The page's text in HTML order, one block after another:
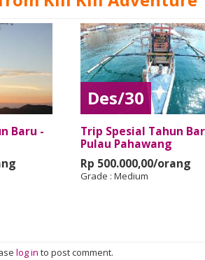
Baru -
Des/30
Trip Spesial Tahun
Pulau Pahawang
Rp 500.000,00/orang
Grade : Medium
log in to post comment.